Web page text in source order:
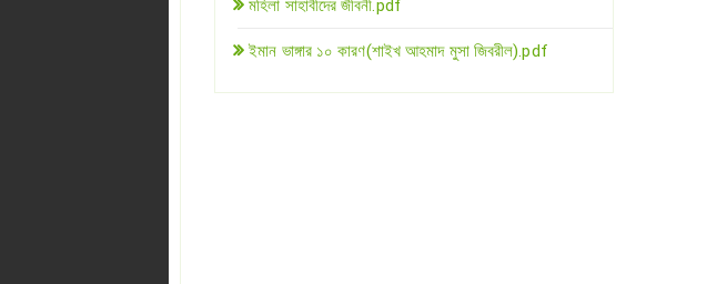
মহিলা সাহাবীদের জীবনী.pdf
ইমান ভাঙ্গার ১০ কারণ(শাইখ আহমাদ মুসা জিবরীল).pdf